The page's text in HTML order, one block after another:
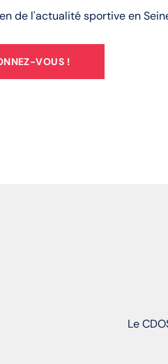
de l'actualité sportive en
VOUS !
Le